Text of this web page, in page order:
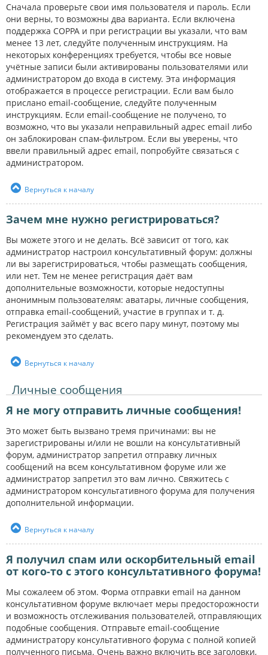
Сначала проверьте свои имя пользователя и пароль. Если
они верны, то возможны два варианта. Если включена
поддержка COPPA и при регистрации вы указали, что вам
менее 13 лет, следуйте полученным инструкциям. На
некоторых конференциях требуется, чтобы все новые
учётные записи были активированы пользователями или
администратором до входа в систему. Эта информация
отображается в процессе регистрации. Если вам было
прислано email-сообщение, следуйте полученным
инструкциям. Если email-сообщение не получено, то
возможно, что вы указали неправильный адрес email либо
он заблокирован спам-фильтром. Если вы уверены, что
ввели правильный адрес email, попробуйте связаться с
администратором.
Вернуться к началу
Зачем мне нужно регистрироваться?
Вы можете этого и не делать. Всё зависит от того, как
администратор настроил консультативный форум: должны
ли вы зарегистрироваться, чтобы размещать сообщения,
или нет. Тем не менее регистрация даёт вам
дополнительные возможности, которые недоступны
анонимным пользователям: аватары, личные сообщения,
отправка email-сообщений, участие в группах и т. д.
Регистрация займёт у вас всего пару минут, поэтому мы
рекомендуем это сделать.
Вернуться к началу
Личные сообщения
Я не могу отправить личные сообщения!
Это может быть вызвано тремя причинами: вы не
зарегистрированы и/или не вошли на консультативный
форум, администратор запретил отправку личных
сообщений на всем консультативном форуме или же
администратор запретил это вам лично. Свяжитесь с
администратором консультативного форума для получения
дополнительной информации.
Вернуться к началу
Я получил спам или оскорбительный email
от кого-то с этого консультативного форума!
Мы сожалеем об этом. Форма отправки email на данном
консультативном форуме включает меры предосторожности
и возможность отслеживания пользователей, отправляющих
подобные сообщения. Отправьте email-сообщение
администратору консультативного форума с полной копией
полученного письма. Очень важно включить все заголовки,